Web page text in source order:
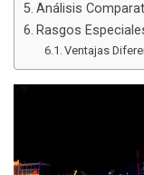
Análisis
Rasgos
Ventajas